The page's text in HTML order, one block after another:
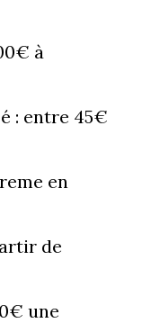
à
: entre 45€
en
de
une